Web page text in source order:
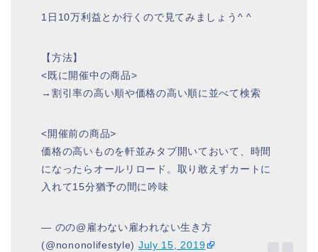
1日10万利益とか行くので見てみましょう^ ^
【方法】
<既に開催中の商品>
→割引率の高い順や価格の高い順に並べて検索
<開催前の商品>
価格の高いものを軒並みタブ開いておいて、時間
になったらオールリロード。取り敢えずカートに
入れて15分猶予の間に吟味
— のの@雇わない雇われない生き方
(@nononolifestyle) July 15, 2019